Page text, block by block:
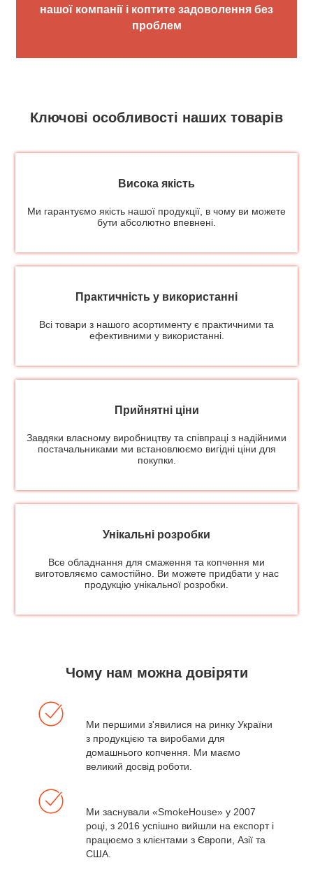
нашої компанії і коптите задоволення без
проблем
Ключові особливості наших товарів
Висока якість
Ми гарантуємо якість нашої продукції, в чому ви можете
бути абсолютно впевнені.
Практичність у використанні
Всі товари з нашого асортименту є практичними та
ефективними у використанні.
Прийнятні ціни
Завдяки власному виробництву та співпраці з надійними
постачальниками ми встановлюємо вигідні ціни для
покупки.
Унікальні розробки
Все обладнання для смаження та копчення ми
виготовляємо самостійно. Ви можете придбати у нас
продукцію унікальної розробки.
Чому нам можна довіряти
Ми першими з'явилися на ринку України
з продукцією та виробами для
домашнього копчення. Ми маємо
великий досвід роботи.
Ми заснували «SmokeHouse» у 2007
році, з 2016 успішно вийшли на експорт і
працюємо з клієнтами з Європи, Азії та
США.